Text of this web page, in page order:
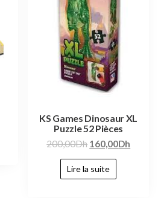
KS Games Dinosaur XL
Puzzle 52 Pièces
200,00Dh 160,00Dh
Lire la suite